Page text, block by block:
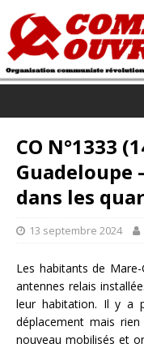
CO N°1333
Guadeloupe
dans les
13 septembre 2024
Les habitants de
antennes relais
leur habitation. Il y a
déplacement mais
nouveau mobilisés et